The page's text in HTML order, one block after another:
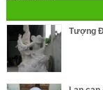
Tượng